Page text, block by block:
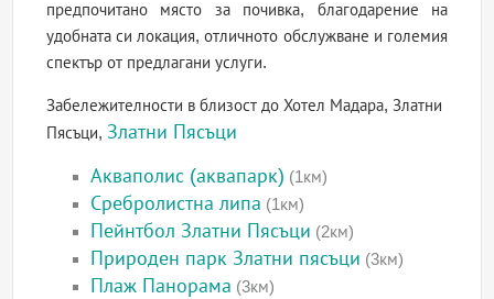
предпочитано място за почивка, благодарение на
удобната си локация, отличното обслужване и големия
спектър от предлагани услуги.
Забележителности в близост до Хотел Мадара, Златни
Пясъци, Златни Пясъци
Акваполис (аквапарк) (1км)
Сребролистна липа (1км)
Пейнтбол Златни Пясъци (2км)
Природен парк Златни пясъци (3км)
Плаж Панорама (3км)